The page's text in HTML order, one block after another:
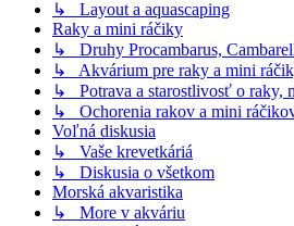
↳ Layout a aquascaping
Raky a mini ráčiky
↳ Druhy Procambarus,
↳ Akvárium pre raky a mini
↳ Potrava a starostlivosť o raky,
↳ Ochorenia rakov a mini
Voľná diskusia
↳ Vaše krevetkáriá
↳ Diskusia o všetkom
Morská akvaristika
↳ More v akváriu